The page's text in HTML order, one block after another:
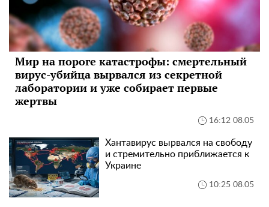
Мир на пороге катастрофы: смертельный
вирус-убийца вырвался из секретной
лаборатории и уже собирает первые
жертвы
16:12 08.05
Хантавирус вырвался на свободу
и стремительно приближается к
Украине
10:25 08.05